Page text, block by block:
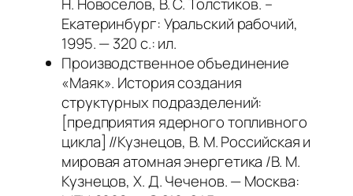
Екатеринбург: Уральский рабочий,
1995. — 320 с.: ил.
Производственное объединение
«Маяк». История создания
структурных подразделений:
[предприятия ядерного топливного
цикла] //Кузнецов, В. М. Российская и
мировая атомная энергетика /В. М.
Кузнецов, Х. Д. Чеченов. — Москва: